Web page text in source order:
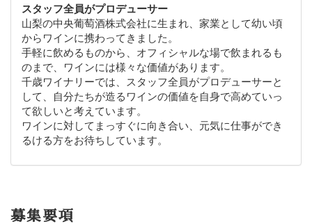
スタッフ全員がプロデューサー
山梨の中央葡萄酒株式会社に生まれ、家業として幼い頃
からワインに携わってきました。
手軽に飲めるものから、オフィシャルな場で飲まれるも
のまで、ワインには様々な価値があります。
千歳ワイナリーでは、スタッフ全員がプロデューサーと
して、自分たちが造るワインの価値を自身で高めていっ
て欲しいと考えています。
ワインに対してまっすぐに向き合い、元気に仕事ができ
るける方をお待ちしています。
募集要項